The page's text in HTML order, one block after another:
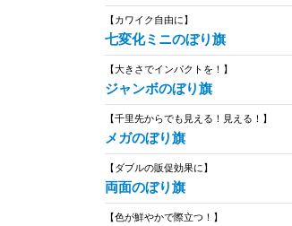
【カワイク自由に】
七変化ミニのぼり旗
【大きさでインパクトを！】
ジャンボのぼり旗
【千里先からでも見える！見える！】
メガのぼり旗
【ダブルの販促効果に】
両面のぼり旗
【色が鮮やかで際立つ！】